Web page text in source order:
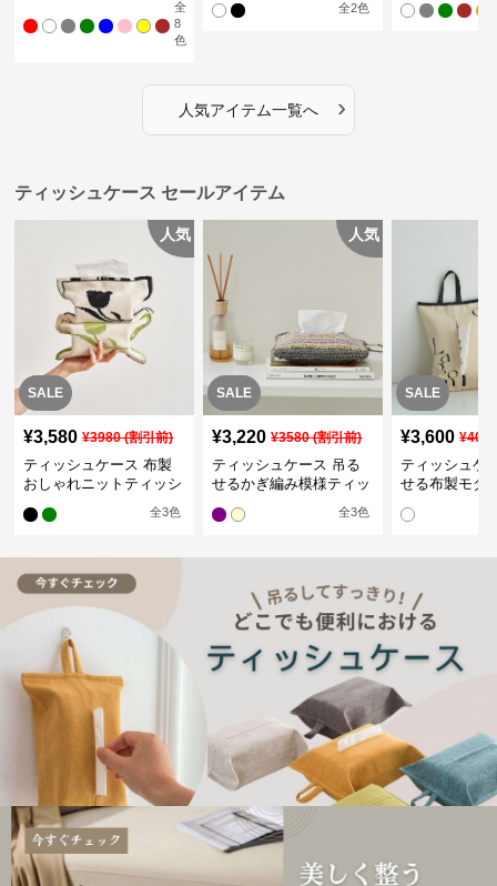
全
8
色
全2色
人気アイテム一覧へ ›
ティッシュケース セールアイテム
SALE
人気
¥3,580 ¥3980(割引前)
ティッシュケース 布製
おしゃれニットティッシ
全3色
SALE
人気
¥3,220 ¥3580(割引前)
ティッシュケース 吊る
せるかぎ編み模様ティッ
全3色
SALE
¥3,600 ¥
ティッシュケ
せる布製モダ